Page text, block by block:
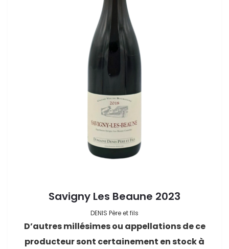
Savigny Les Beaune 2023
DENIS Père et fils
D’autres millésimes ou appellations de ce
producteur sont certainement en stock à